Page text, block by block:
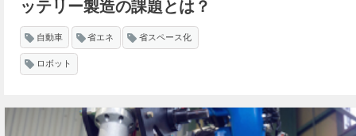
ッテリー製造の課題とは？
自動車 省エネ 省スペース化
ロボット